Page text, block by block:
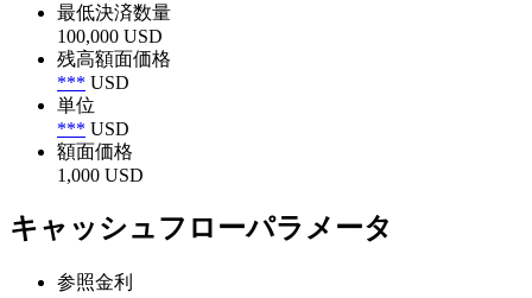
最低決済数量
100,000 USD
残高額面価格
*** USD
単位
*** USD
額面価格
1,000 USD
キャッシュフローパラメータ
参照金利